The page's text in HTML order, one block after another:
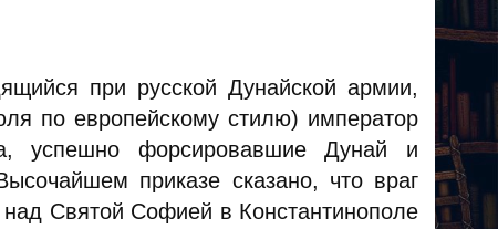
при русской Дунайской армии,
по европейскому стилю) император
успешно форсировавшие Дунай и
приказе сказано, что враг
Святой Софией в Константинополе